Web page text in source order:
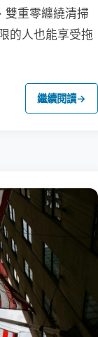
雙重零纏繞清掃
的人也能享受拖
繼續閱讀→